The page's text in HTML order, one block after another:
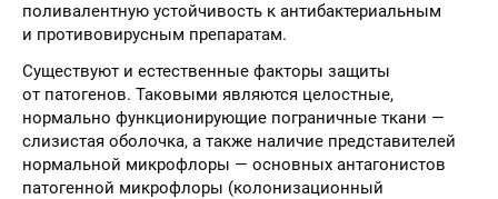
поливалентную устойчивость к антибактериальным
и противовирусным препаратам.
Существуют и естественные факторы защиты
от патогенов. Таковыми являются целостные,
нормально функционирующие пограничные ткани —
слизистая оболочка, а также наличие представителей
нормальной микрофлоры — основных антагонистов
патогенной микрофлоры (колонизационный